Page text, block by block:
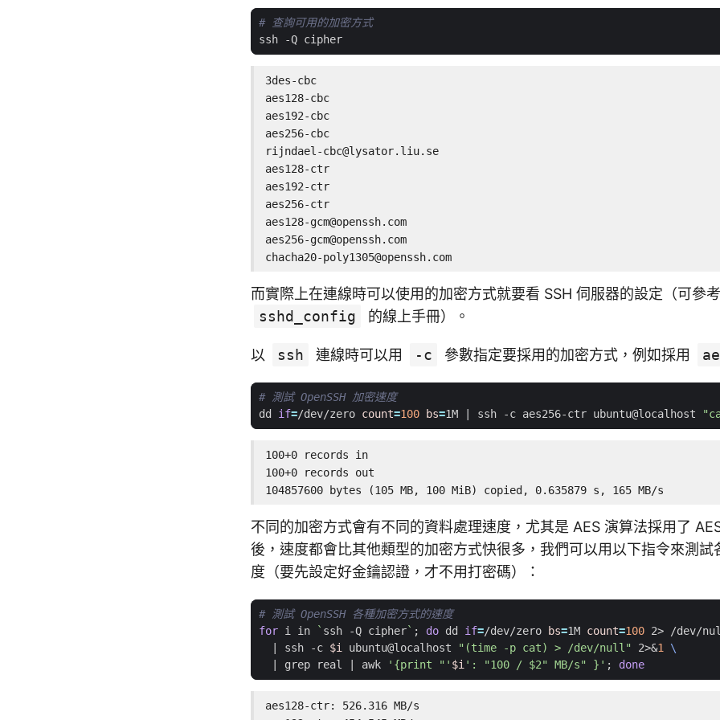
# 查詢可用的加密方式
3des-cbc
aes128-cbc
aes192-cbc
rijndael-cbc@lysator.liu.se
aes128-ctr
aes192-ctr
aes128-gcm@openssh.com
aes256-gcm@openssh.com
chacha20-poly1305@openssh.com
而實際上在連線時可以使用的加密方式就要看 SSH 伺服器的設定（可參考
sshd_config
的線上手冊）。
以 ssh 連線時可以用 -c 參數指定要採用的加密方式，例如採用
# 測試 OpenSSH 加密速度
dd if=/dev/zero count=100 bs=1M ssh -c aes256-ctr ubuntu@localhost
100+0 records in
100+0 records out
104857600 bytes (105 MB, 100 MiB) copied, 0.635879 s, 165 MB/s
不同的加密方式會有不同的資料處理速度，尤其是 AES 演算法採用了
後，速度都會比其他類型的加密方式快很多，我們可以用以下指令來測試
度（要先設定好金鑰認證，才不用打密碼）：
# 測試 OpenSSH 各種加密方式的速度
for i in ` ssh -Q cipher` ; do dd if=/dev/zero bs=1M count=100 2> /dev/
ssh -c $i ubuntu@localhost "(time -p cat) > /dev/null" 2>&1
grep real awk '{print "' $i': "100 / $2" MB/s" }' ; done
aes128-ctr: 526.316 MB/s